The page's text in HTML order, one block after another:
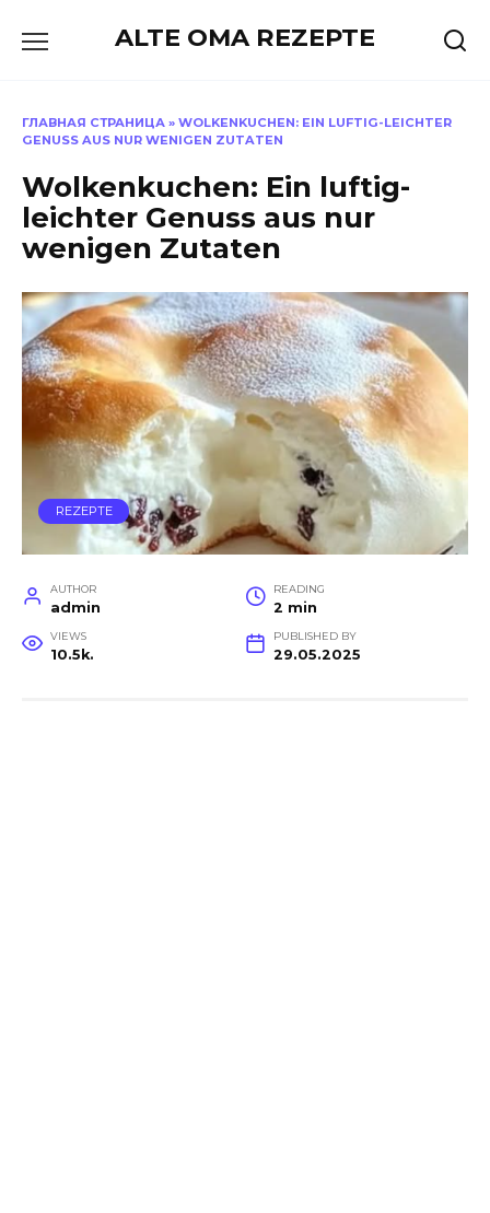
ALTE OMA REZEPTE
ГЛАВНАЯ СТРАНИЦА » WOLKENKUCHEN: EIN LUFTIG-LEICHTER
GENUSS AUS NUR WENIGEN ZUTATEN
Wolkenkuchen: Ein luftig-
leichter Genuss aus nur
wenigen Zutaten
REZEPTE
AUTHOR
admin
READING
2 min
VIEWS
10.5k.
PUBLISHED BY
29.05.2025